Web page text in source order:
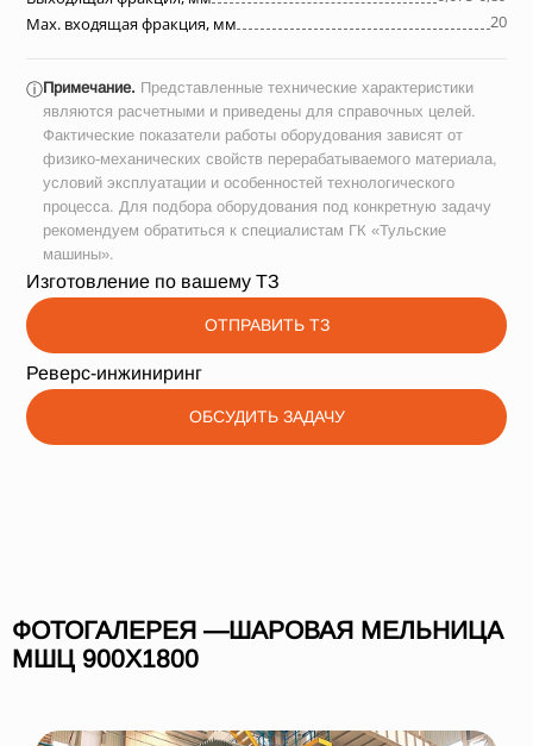
Max. входящая фракция, мм
20
ⓘПримечание. Представленные технические характеристики
являются расчетными и приведены для справочных целей.
Фактические показатели работы оборудования зависят от
физико-механических свойств перерабатываемого материала,
условий эксплуатации и особенностей технологического
процесса. Для подбора оборудования под конкретную задачу
рекомендуем обратиться к специалистам ГК «Тульские
машины».
Изготовление по вашему ТЗ
ОТПРАВИТЬ ТЗ
Реверс-инжиниринг
ОБСУДИТЬ ЗАДАЧУ
ФОТОГАЛЕРЕЯ —ШАРОВАЯ МЕЛЬНИЦА
МШЦ 900Х1800